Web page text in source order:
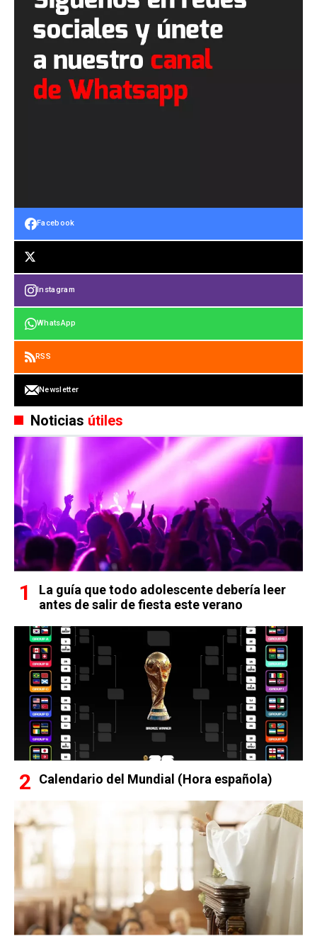
Facebook
Instagram
WhatsApp
RSS
Newsletter
Noticias útiles
La guía que todo adolescente debería leer
antes de salir de fiesta este verano
Calendario del Mundial (Hora española)